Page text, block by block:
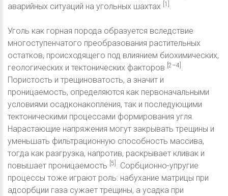
аварийных ситуаций на угольных шахтах
[1] .
Уголь как горная порода образуется вследствие
многоступенчатого преобразования растительных
остатков, происходящего под влиянием биохимических,
геологических и тектонических факторов [2–4] .
Пористость и трещиноватость, а значит и
проницаемость, определяются как первоначальными
условиями осадконакопления, так и последующими
тектоническими процессами формирования угля.
Нарастающие напряжения могут закрывать трещины и
уменьшать фильтрационную способность массива,
тогда как разгрузка, напротив, раскрывает кливак и
повышает проницаемость
[5] . Сорбционно-упругие
процессы тоже играют роль: набухание матрицы при
адсорбции газа сужает трещины, а усадка при